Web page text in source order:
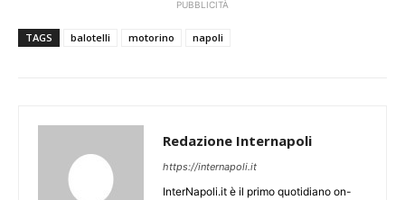
PUBBLICITÀ
TAGS balotelli motorino napoli
Redazione Internapoli
https://internapoli.it
InterNapoli.it è il primo quotidiano on-